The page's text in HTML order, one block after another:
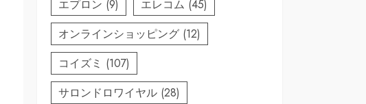
エプロン (9) エレコム (45)
オンラインショッピング (12)
コイズミ (107)
サロンドロワイヤル (28)